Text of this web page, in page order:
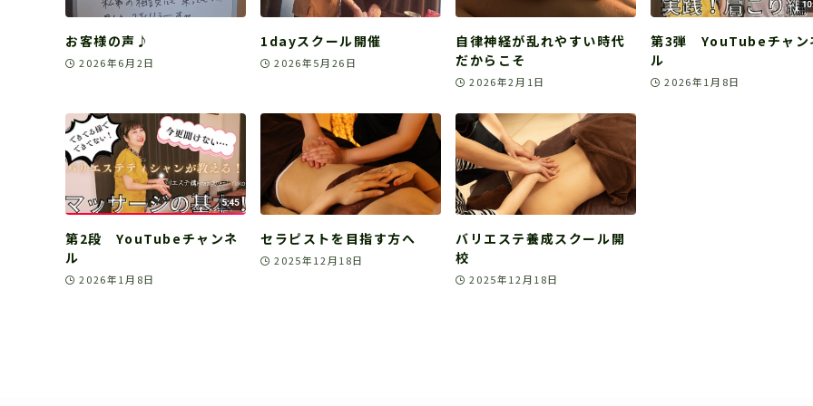
お客様の声♪
2026年6月2日
1dayスクール開催
2026年5月26日
自律神経が乱れやすい時代
だからこそ
2026年2月1日
第3弾 YouTubeチャン
ル
2026年1月8日
第2段 YouTubeチャンネ
ル
2026年1月8日
セラピストを目指す方へ
2025年12月18日
バリエステ養成スクール開
校
2025年12月18日